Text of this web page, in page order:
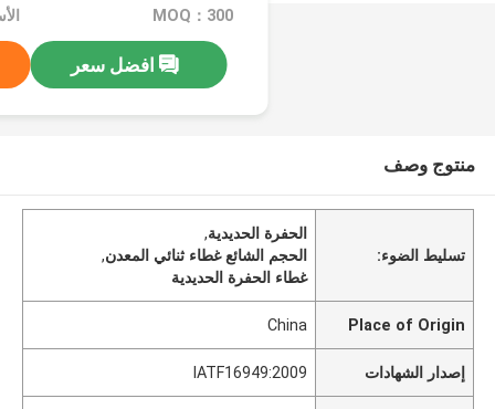
MOQ：300
افضل سعر
منتوج وصف
تسليط الضوء:
الحفرة الحديدية,
الحجم الشائع غطاء ثنائي المعدن,
غطاء الحفرة الحديدية
Place of Origin
China
إصدار الشهادات IATF16949:2009